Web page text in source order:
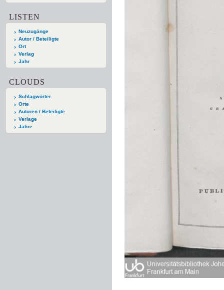
LISTEN
Neuzugänge
Autor / Beteiligte
Ort
Verlag
Jahr
CLOUDS
Schlagwörter
Orte
Autoren / Beteiligte
Verlage
Jahre